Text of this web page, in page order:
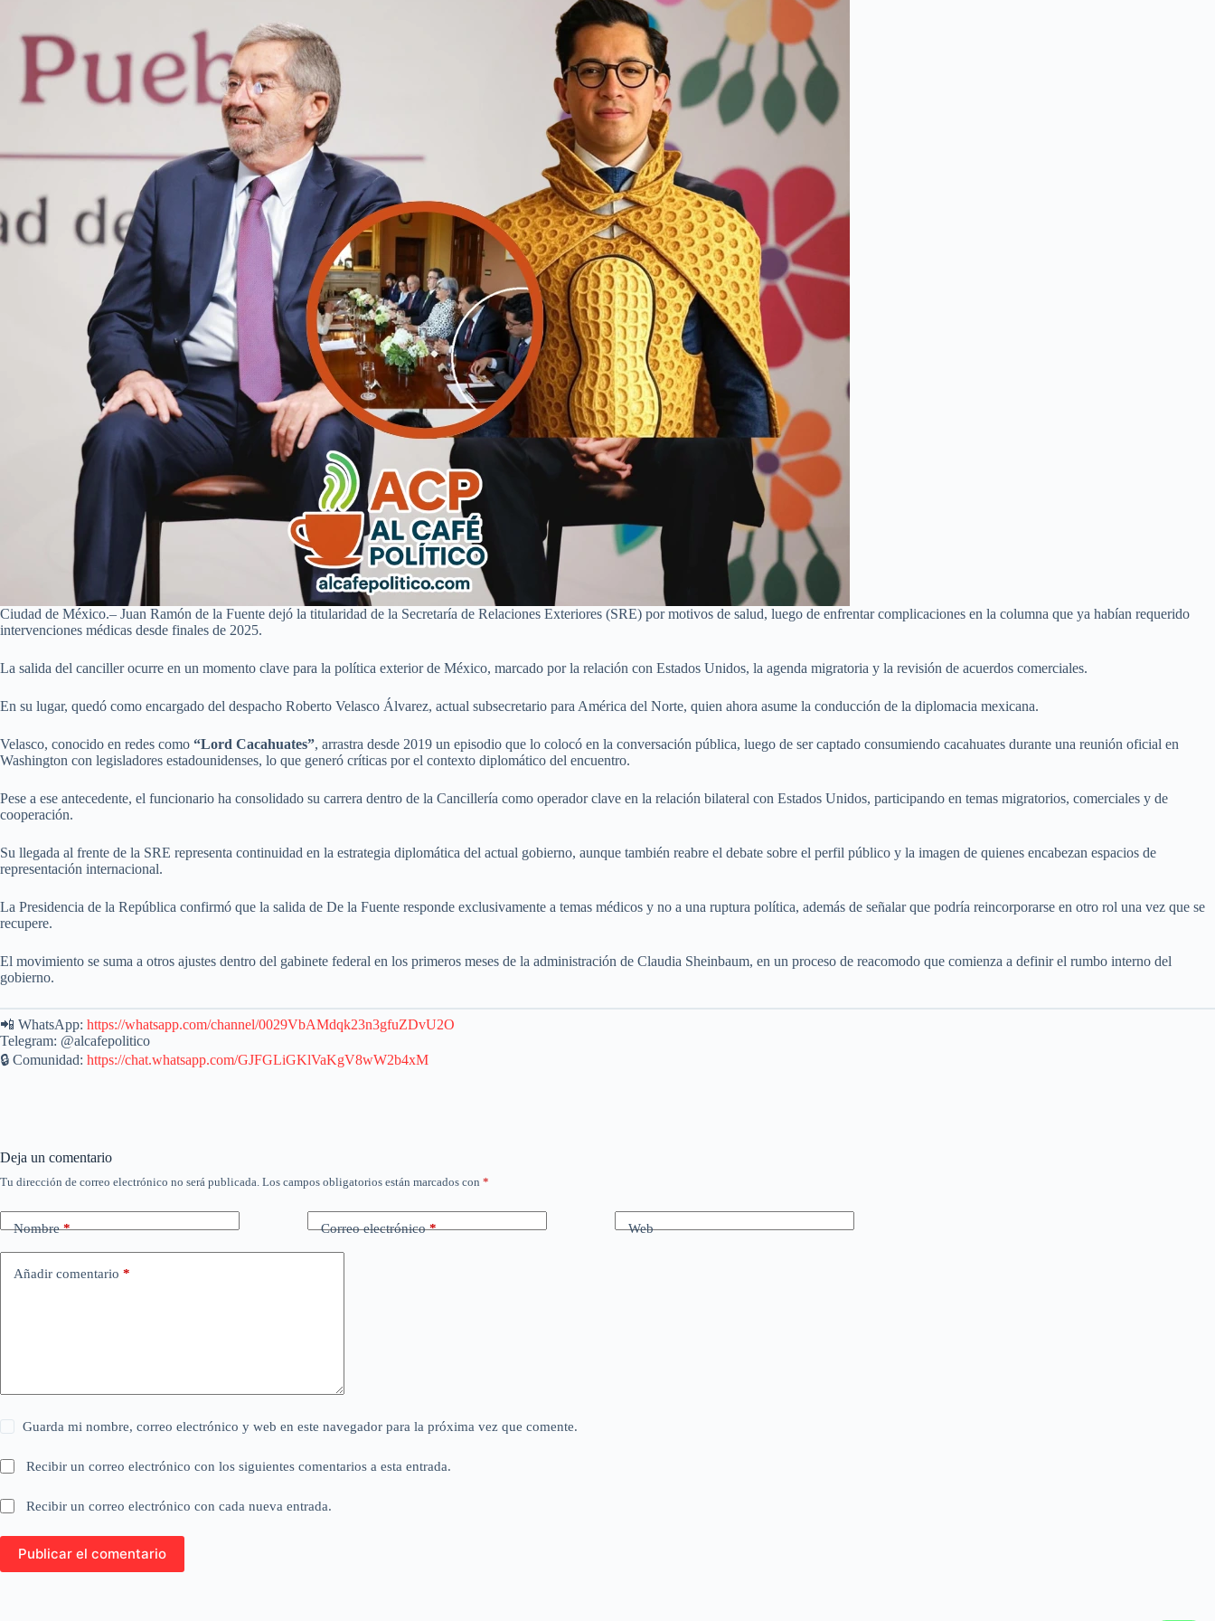
Ciudad de México.– Juan Ramón de la Fuente dejó la titularidad de la Secretaría de Relaciones Exteriores (SRE) por motivos de salud, luego de enfrentar complicaciones en la columna que ya habían requerido
intervenciones médicas desde finales de 2025.
La salida del canciller ocurre en un momento clave para la política exterior de México, marcado por la relación con Estados Unidos, la agenda migratoria y la revisión de acuerdos comerciales.
En su lugar, quedó como encargado del despacho Roberto Velasco Álvarez, actual subsecretario para América del Norte, quien ahora asume la conducción de la diplomacia mexicana.
Velasco, conocido en redes como “Lord Cacahuates”, arrastra desde 2019 un episodio que lo colocó en la conversación pública, luego de ser captado consumiendo cacahuates durante una reunión oficial en
Washington con legisladores estadounidenses, lo que generó críticas por el contexto diplomático del encuentro.
Pese a ese antecedente, el funcionario ha consolidado su carrera dentro de la Cancillería como operador clave en la relación bilateral con Estados Unidos, participando en temas migratorios, comerciales y de
cooperación.
Su llegada al frente de la SRE representa continuidad en la estrategia diplomática del actual gobierno, aunque también reabre el debate sobre el perfil público y la imagen de quienes encabezan espacios de
representación internacional.
La Presidencia de la República confirmó que la salida de De la Fuente responde exclusivamente a temas médicos y no a una ruptura política, además de señalar que podría reincorporarse en otro rol una vez que se
recupere.
El movimiento se suma a otros ajustes dentro del gabinete federal en los primeros meses de la administración de Claudia Sheinbaum, en un proceso de reacomodo que comienza a definir el rumbo interno del
gobierno.
📲 WhatsApp: https://whatsapp.com/channel/0029VbAMdqk23n3gfuZDvU2O
Telegram: @alcafepolitico
🔒 Comunidad: https://chat.whatsapp.com/GJFGLiGKlVaKgV8wW2b4xM
Deja un comentario
Tu dirección de correo electrónico no será publicada. Los campos obligatorios están marcados con *
Nombre* Correo electrónico* Web
Añadir comentario *
Guarda mi nombre, correo electrónico y web en este navegador para la próxima vez que comente.
Recibir un correo electrónico con los siguientes comentarios a esta entrada.
Recibir un correo electrónico con cada nueva entrada.
Publicar el comentario